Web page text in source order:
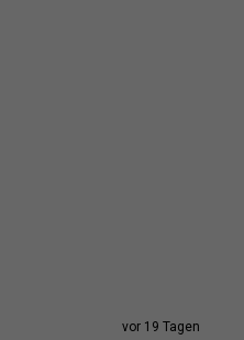
vor 19 Tagen